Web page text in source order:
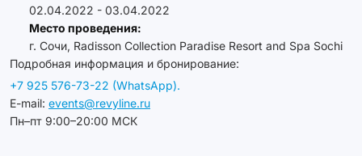
02.04.2022 - 03.04.2022
Место проведения:
г. Сочи, Radisson Collection Paradise Resort and Spa Sochi
Подробная информация и бронирование:
+7 925 576-73-22 (WhatsApp).
E-mail: events@revyline.ru
Пн–пт 9:00–20:00 МСК